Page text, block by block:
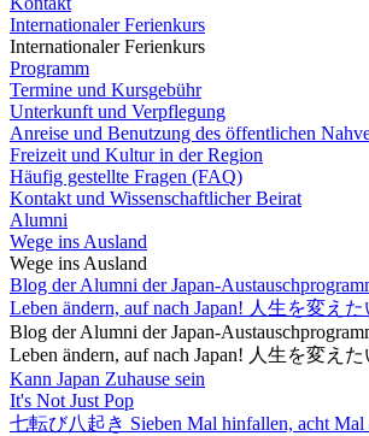
Internationaler Ferienkurs
Internationaler Ferienkurs
Programm
Termine und Kursgebühr
Unterkunft und Verpflegung
Anreise und Benutzung des öffentlichen
Freizeit und Kultur in der Region
Häufig gestellte Fragen (FAQ)
Kontakt und Wissenschaftlicher Beirat
Alumni
Wege ins Ausland
Wege ins Ausland
Blog der Alumni der Japan-
Leben ändern, auf nach Japan! 人生を変え
Blog der Alumni der Japan-
Leben ändern, auf nach Japan! 人生を変え
Kann Japan Zuhause sein
It's Not Just Pop
七転び八起き Sieben Mal hinfallen, acht Mal